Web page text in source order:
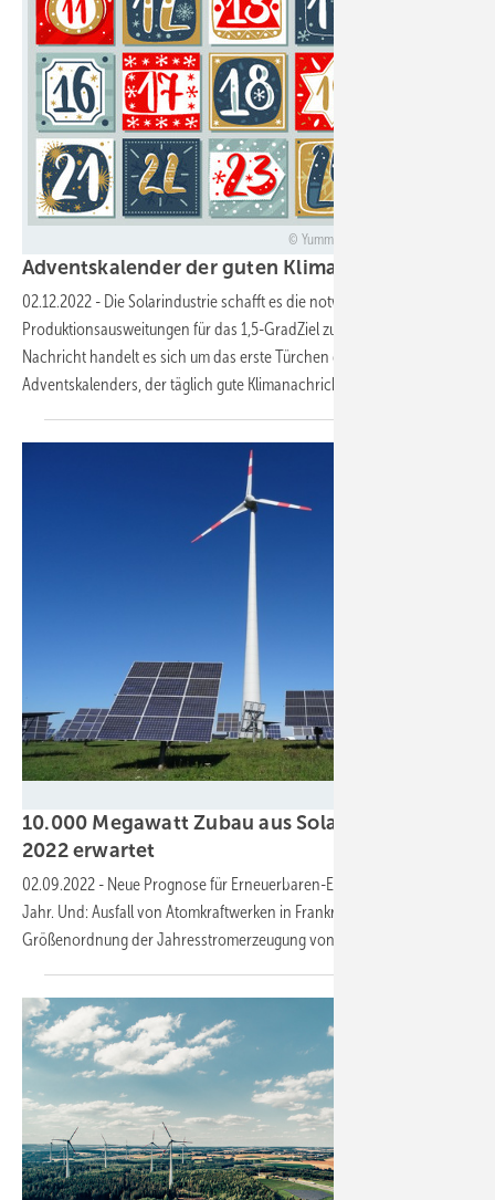
YummyBuum - stock.adobe.com
Adventskalender der guten Klimanachrichten
02.12.2022 - Die Solarindustrie schafft es die notwendigen
Produktionsausweitungen für das 1,5-GradZiel zu erreichen. Bei dieser
Nachricht handelt es sich um das erste Türchen des MCC-
Adventskalenders, der täglich gute Klimanachrichten
10.000 Megawatt Zubau aus Solar und Wind
2022 erwartet
02.09.2022 - Neue Prognose für Erneuerbaren-Erzeugung in diesem
Jahr. Und: Ausfall von Atomkraftwerken in Frankreich laut IWR in
Größenordnung der Jahresstromerzeugung von